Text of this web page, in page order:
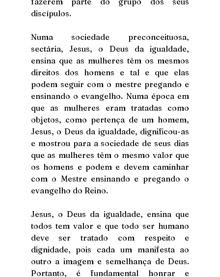
discípulos.
Numa sociedade preconceituosa,
sectária, Jesus, o Deus da igualdade,
ensina que as mulheres têm os mesmos
direitos dos homens e tal e que elas
podem seguir com o mestre pregando e
ensinando o evangelho. Numa época em
que as mulheres eram tratadas como
objetos, como pertença de um homem,
Jesus, o Deus da igualdade, dignificou-as
e mostrou para a sociedade de seus dias
que as mulheres têm o mesmo valor que
os homens e podem e devem caminhar
com o Mestre ensinando e pregando o
evangelho do Reino.
Jesus, o Deus da igualdade, ensina que
todos tem valor e que todo ser humano
deve ser tratado com respeito e
dignidade, pois cada um manifesta ao
outro a imagem e semelhança de Deus.
Portanto, é fundamental honrar e